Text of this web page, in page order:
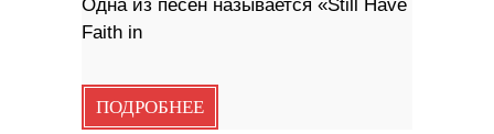
Одна из песен называется «Still Have
Faith in
ПОДРОБНЕЕ